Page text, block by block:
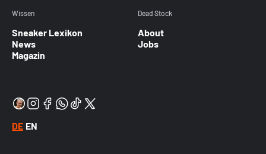
Wissen
Sneaker Lexikon
News
Magazin
Dead Stock
About
Jobs
DE EN